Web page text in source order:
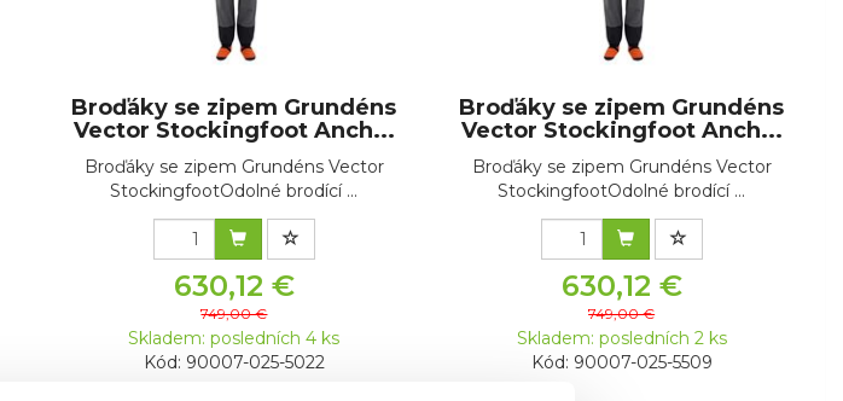
Broďáky se zipem Grundéns
Vector Stockingfoot Anch...
Broďáky se zipem Grundéns Vector
StockingfootOdolné brodící ...
630,12 €
749,00 €
Skladem: posledních 4 ks
Kód: 90007-025-5022
Broďáky se zipem Grundéns
Vector Stockingfoot Anch...
Broďáky se zipem Grundéns Vector
StockingfootOdolné brodící ...
630,12 €
749,00 €
Skladem: posledních 2 ks
Kód: 90007-025-5509